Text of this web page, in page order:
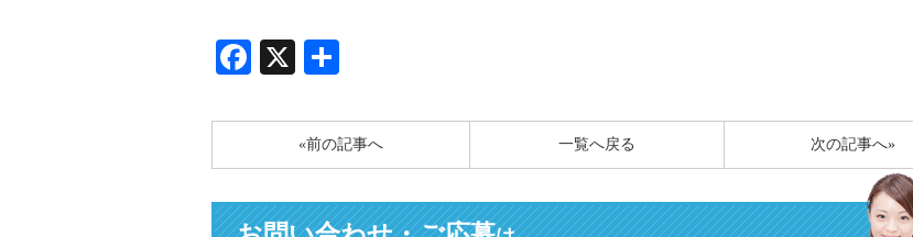
Facebook
X
«前の記事へ 次の記事へ»
一覧へ戻る